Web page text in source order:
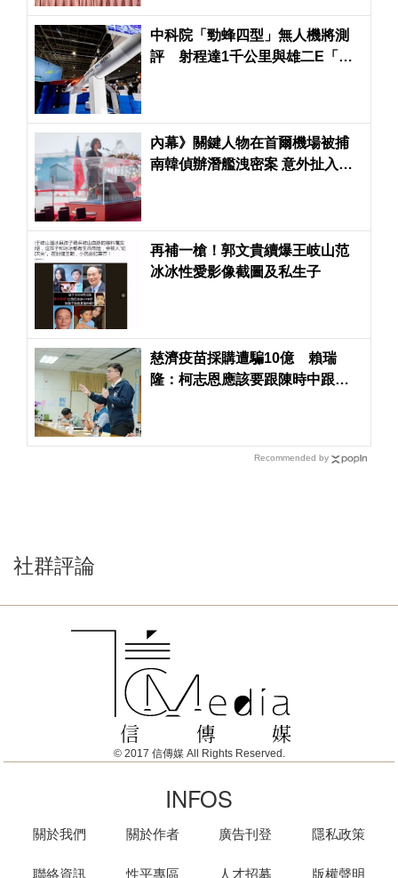
中科院「勁蜂四型」無人機將測
評 射程達1千公里與雄二E「高
內幕》關鍵人物在首爾機場被捕
南韓偵辦潛艦洩密案 意外扯入台
再補一槍！郭文貴續爆王岐山范
冰冰性愛影像截圖及私生子
慈濟疫苗採購遭騙10億 賴瑞
隆：柯志恩應該要跟陳時中跟民
Recommended by
社群評論
© 2017 信傳媒 All Rights Reserved.
INFOS
關於我們
聯絡資訊
關於作者
性平專區
廣告刊登
人才招募
隱私政策
版權聲明